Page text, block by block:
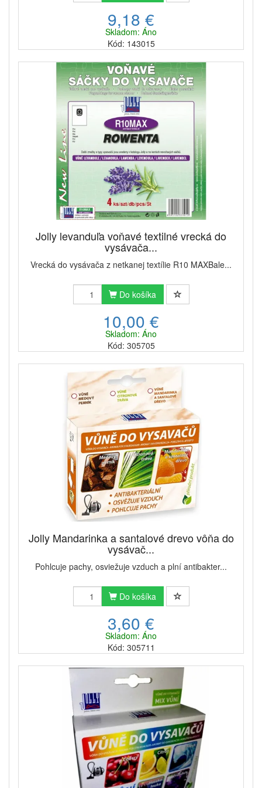
9,18 €
Skladom: Áno
Kód: 143015
Jolly levanduľa voňavé textilné vrecká do
vysávača...
Vrecká do vysávača z netkanej textílie R10 MAXBale...
Do košíka
10,00 €
Skladom: Áno
Kód: 305705
Jolly Mandarinka a santalové drevo vôňa do
vysávač...
Pohlcuje pachy, osviežuje vzduch a plní antibakter...
Do košíka
3,60 €
Skladom: Áno
Kód: 305711